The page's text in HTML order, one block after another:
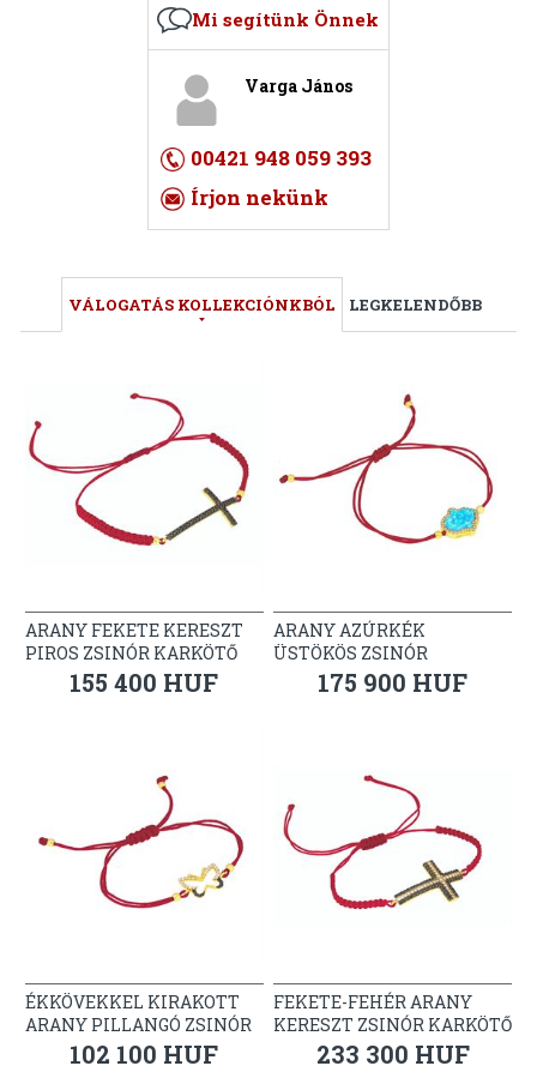
Mi segítünk Önnek
Varga János
00421 948 059 393
Írjon nekünk
VÁLOGATÁS KOLLEKCIÓNKBÓL LEGKELENDŐBB
ARANY FEKETE KERESZT
PIROS ZSINÓR KARKÖTŐ
155 400 HUF
ARANY AZÚRKÉK
ÜSTÖKÖS ZSINÓR
KARKÖTŐ175 900 HUF
ÉKKÖVEKKEL KIRAKOTT
ARANY PILLANGÓ ZSINÓR
KARKÖTŐ102 100 HUF
FEKETE-FEHÉR ARANY
KERESZT ZSINÓR KARKÖTŐ
233 300 HUF